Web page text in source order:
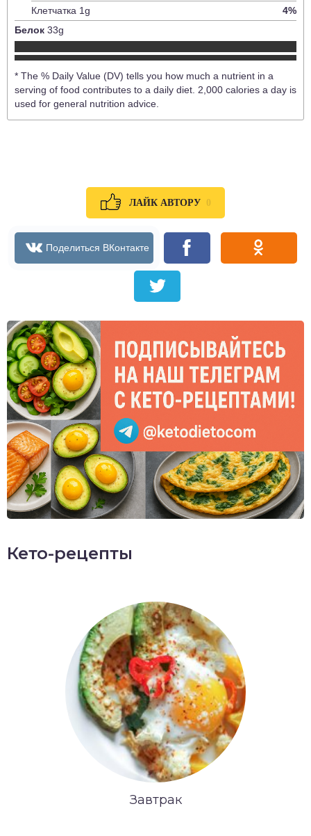
Клетчатка 1g 4%
Белок 33g
* The % Daily Value (DV) tells you how much a nutrient in a
serving of food contributes to a daily diet. 2,000 calories a day is
used for general nutrition advice.
ЛАЙК АВТОРУ 0
Кето-рецепты
Завтрак